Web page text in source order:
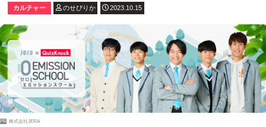
カルチャー のせぴりか 2023.10.15
PR 株式会社JERA